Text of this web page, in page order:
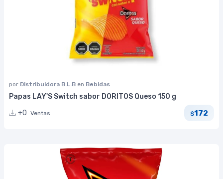
por Distribuidora B.L.B en Bebidas
Papas LAY'S Switch sabor DORITOS Queso 150 g
+0 Ventas $172